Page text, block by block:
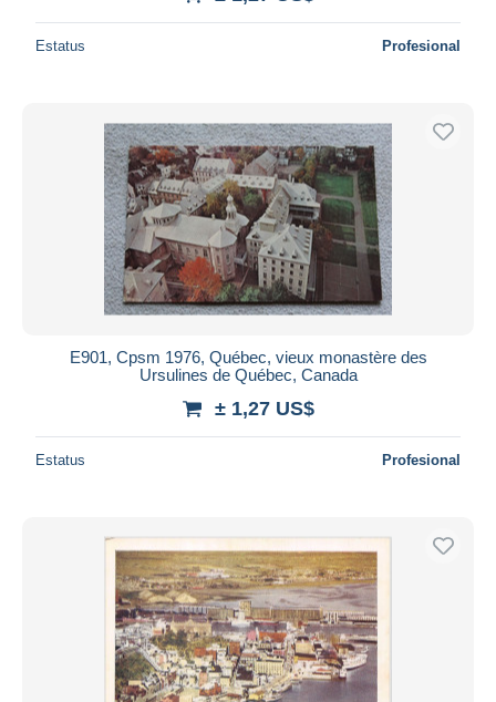
Estatus Profesional
E901, Cpsm 1976, Québec, vieux monastère des
Ursulines de Québec, Canada
± 1,27 US$
Estatus Profesional